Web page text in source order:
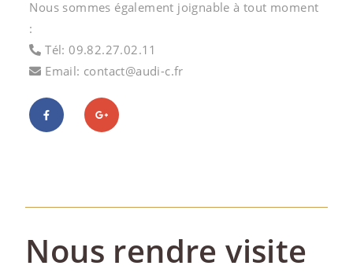
Nous sommes également joignable à tout moment
:
Tél: 09.82.27.02.11
Email: contact@audi-c.fr
Nous rendre visite